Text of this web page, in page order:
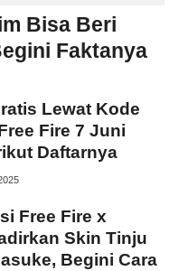
Bisa Beri
Faktanya
Lewat Kode
Fire 7 Juni
Daftarnya
Free Fire x
Skin Tinju
Begini Cara